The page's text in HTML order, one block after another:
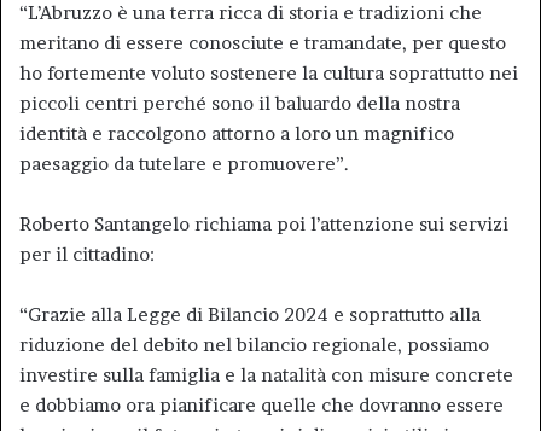
“L’Abruzzo è una terra ricca di storia e tradizioni che
meritano di essere conosciute e tramandate, per questo
ho fortemente voluto sostenere la cultura soprattutto nei
piccoli centri perché sono il baluardo della nostra
identità e raccolgono attorno a loro un magnifico
paesaggio da tutelare e promuovere”.
Roberto Santangelo richiama poi l’attenzione sui servizi
per il cittadino:
“Grazie alla Legge di Bilancio 2024 e soprattutto alla
riduzione del debito nel bilancio regionale, possiamo
investire sulla famiglia e la natalità con misure concrete
e dobbiamo ora pianificare quelle che dovranno essere